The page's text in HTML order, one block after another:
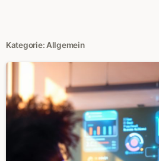
Kategorie: Allgemein